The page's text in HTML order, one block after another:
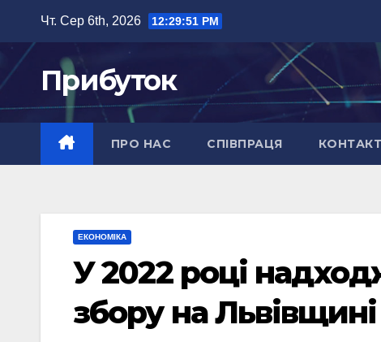
вмісту
Чт. Сер 6th, 2026 12:29:52 PM
Прибуток
ПРО НАС СПІВПРАЦЯ
ЕКОНОМІКА
У 2022 році
збору на